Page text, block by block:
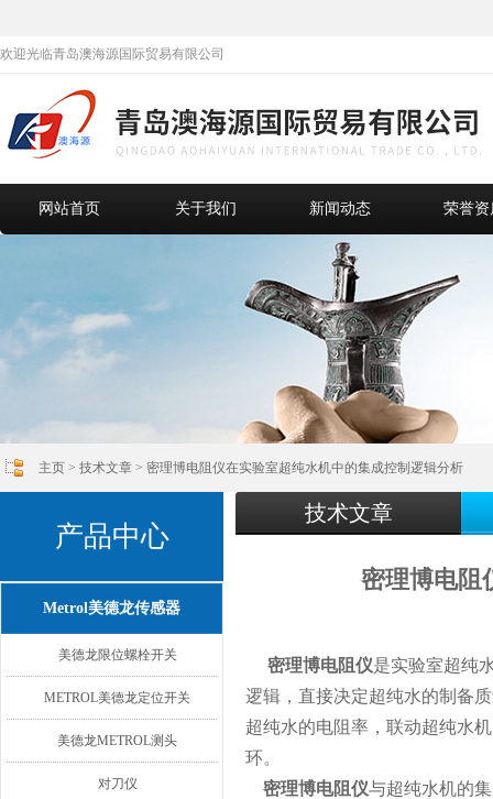
欢迎光临青岛澳海源国际贸易有限公司
网站首页 关于我们 新闻动态 荣誉资
主页 > 技术文章 > 密理博电阻仪在实验室超纯水机中的集成控制逻辑分析
产品中心
Metrol美德龙传感器
美德龙限位螺栓开关
METROL美德龙定位开关
美德龙METROL测头
对刀仪
技术文章
密理博电阻
密理博电阻仪是实验室超纯
逻辑，直接决定超纯水的制备
超纯水的电阻率，联动超纯水
环。
密理博电阻仪与超纯水机的